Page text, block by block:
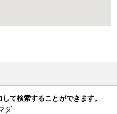
て検索することができます。
ダ